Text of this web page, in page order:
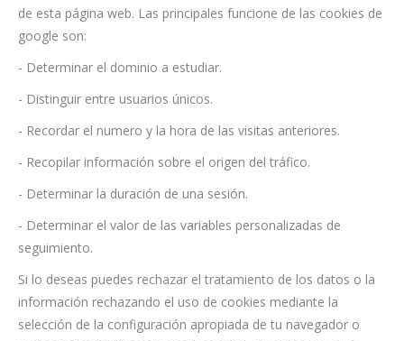
de esta página web. Las principales funcione de las cookies de
google son:
- Determinar el dominio a estudiar.
- Distinguir entre usuarios únicos.
- Recordar el numero y la hora de las visitas anteriores.
- Recopilar información sobre el origen del tráfico.
- Determinar la duración de una sesión.
- Determinar el valor de las variables personalizadas de
seguimiento.
Si lo deseas puedes rechazar el tratamiento de los datos o la
información rechazando el uso de cookies mediante la
selección de la configuración apropiada de tu navegador o